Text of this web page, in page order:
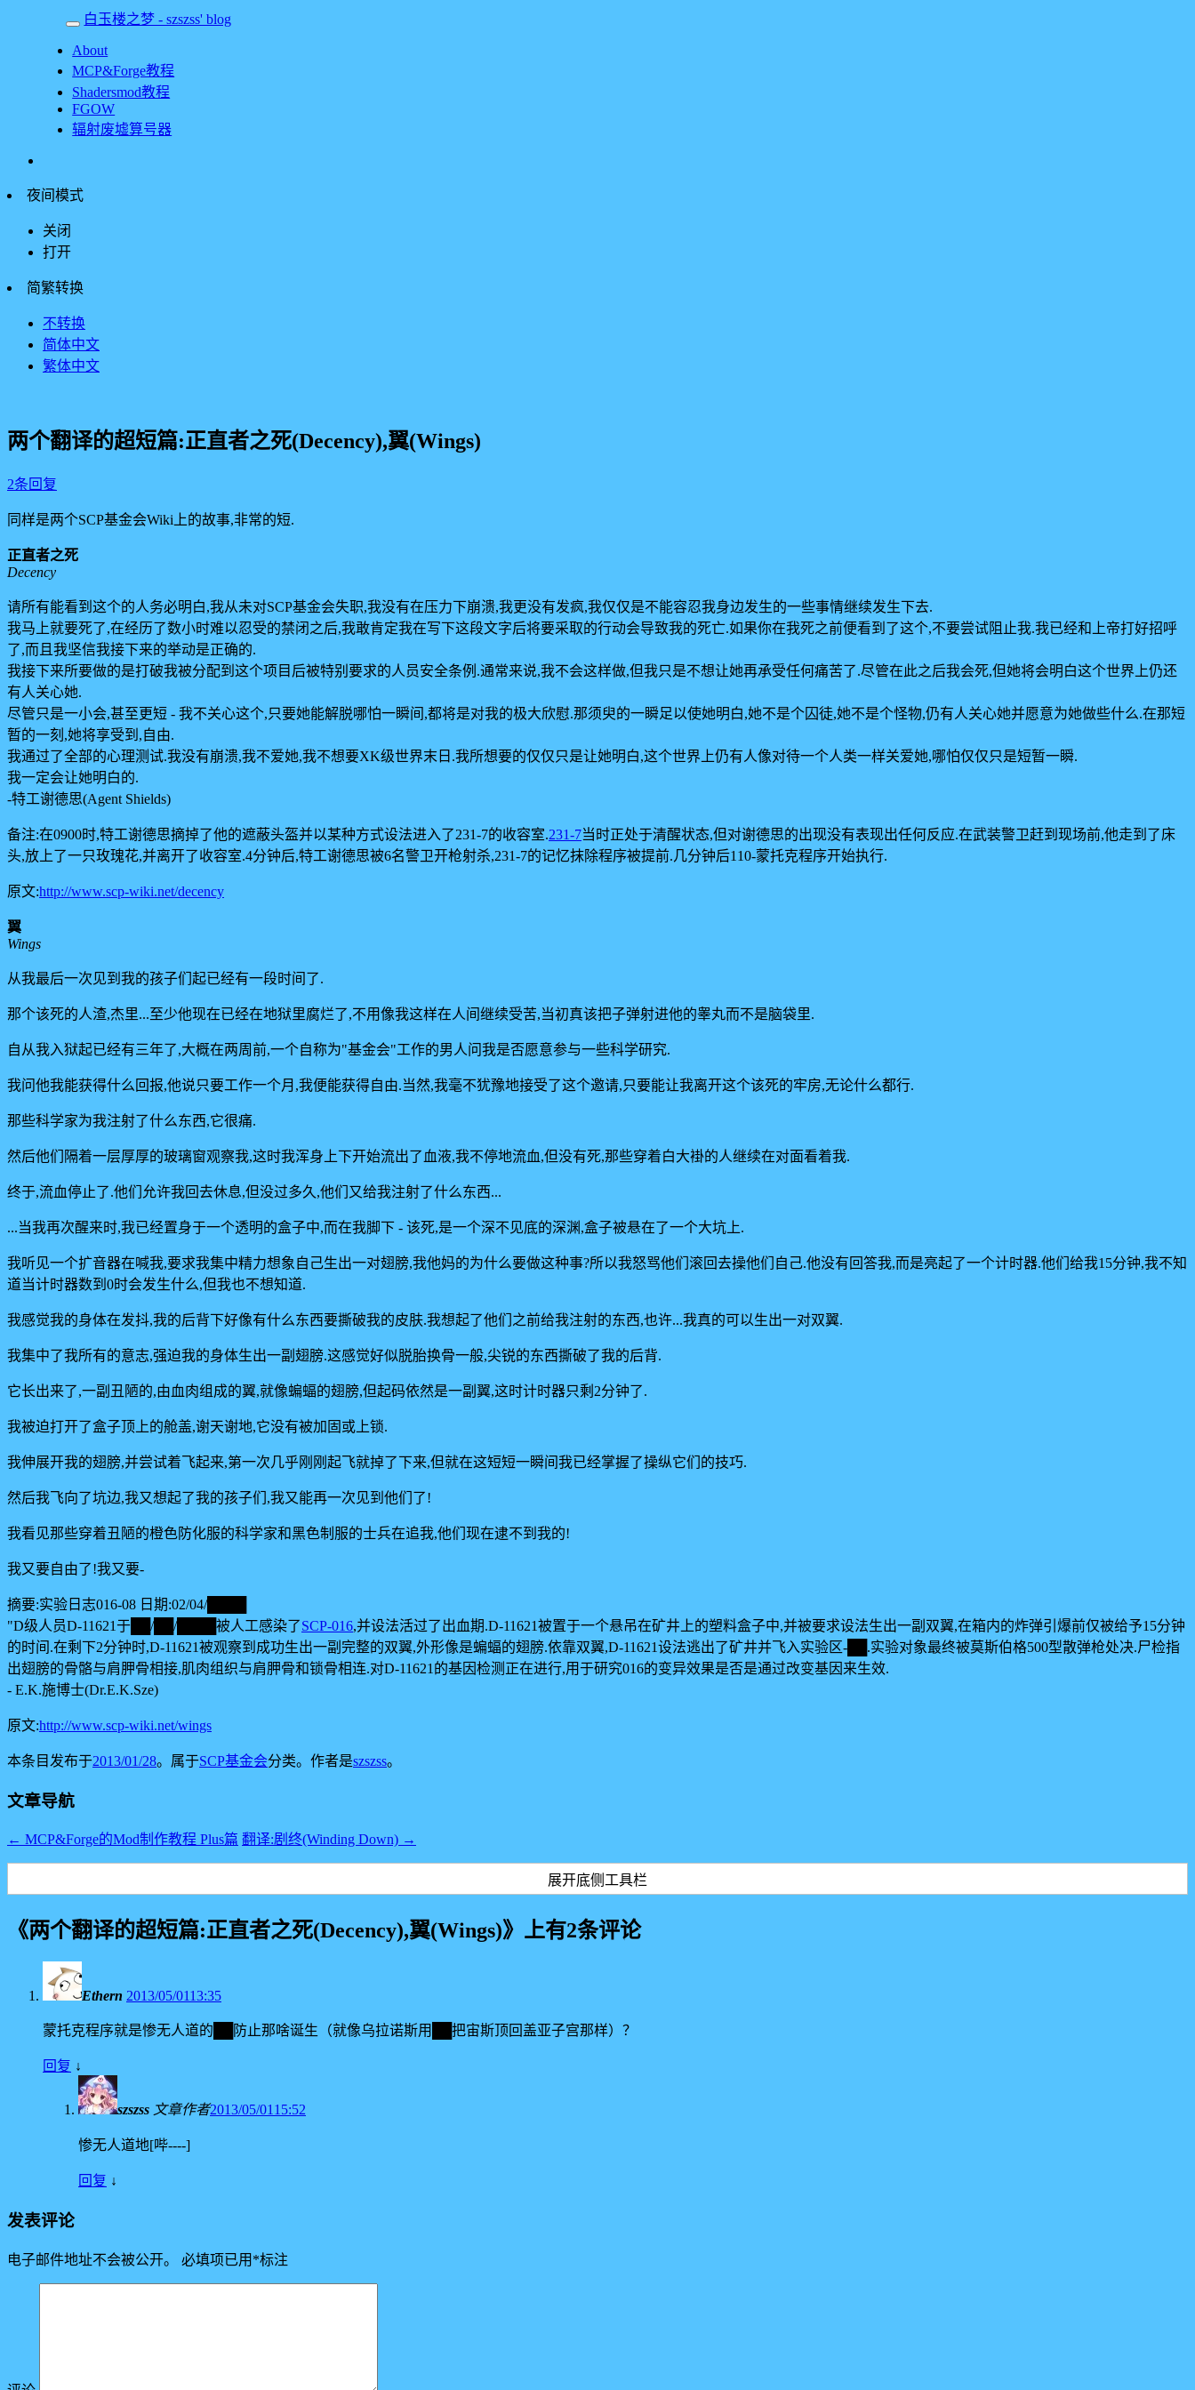
白玉楼之梦 - szszss' blog
About
MCP&Forge教程
Shadersmod教程
FGOW
辐射废墟算号器
夜间模式
关闭
打开
简繁转换
不转换
简体中文
繁体中文
两个翻译的超短篇:正直者之死(Decency),翼(Wings)
2条回复
同样是两个SCP基金会Wiki上的故事,非常的短.
正直者之死
Decency
请所有能看到这个的人务必明白,我从未对SCP基金会失职,我没有在压力下崩溃,我更没有发疯,我仅仅是不能容忍我身边发生的一些事情继续发生下去.
我马上就要死了,在经历了数小时难以忍受的禁闭之后,我敢肯定我在写下这段文字后将要采取的行动会导致我的死亡.如果你在我死之前便看到了这个,不要尝试阻止我.我已经和上帝打好招呼
了,而且我坚信我接下来的举动是正确的.
我接下来所要做的是打破我被分配到这个项目后被特别要求的人员安全条例.通常来说,我不会这样做,但我只是不想让她再承受任何痛苦了.尽管在此之后我会死,但她将会明白这个世界上仍还
有人关心她.
尽管只是一小会,甚至更短 - 我不关心这个,只要她能解脱哪怕一瞬间,都将是对我的极大欣慰.那须臾的一瞬足以使她明白,她不是个囚徒,她不是个怪物,仍有人关心她并愿意为她做些什么.在那短
暂的一刻,她将享受到,自由.
我通过了全部的心理测试.我没有崩溃,我不爱她,我不想要XK级世界末日.我所想要的仅仅只是让她明白,这个世界上仍有人像对待一个人类一样关爱她,哪怕仅仅只是短暂一瞬.
我一定会让她明白的.
-特工谢德思(Agent Shields)
备注:在0900时,特工谢德思摘掉了他的遮蔽头盔并以某种方式设法进入了231-7的收容室.231-7当时正处于清醒状态,但对谢德思的出现没有表现出任何反应.在武装警卫赶到现场前,他走到了床
头,放上了一只玫瑰花,并离开了收容室.4分钟后,特工谢德思被6名警卫开枪射杀,231-7的记忆抹除程序被提前.几分钟后110-蒙托克程序开始执行.
原文:http://www.scp-wiki.net/decency
翼
Wings
从我最后一次见到我的孩子们起已经有一段时间了.
那个该死的人渣,杰里...至少他现在已经在地狱里腐烂了,不用像我这样在人间继续受苦,当初真该把子弹射进他的睾丸而不是脑袋里.
自从我入狱起已经有三年了,大概在两周前,一个自称为"基金会"工作的男人问我是否愿意参与一些科学研究.
我问他我能获得什么回报,他说只要工作一个月,我便能获得自由.当然,我毫不犹豫地接受了这个邀请,只要能让我离开这个该死的牢房,无论什么都行.
那些科学家为我注射了什么东西,它很痛.
然后他们隔着一层厚厚的玻璃窗观察我,这时我浑身上下开始流出了血液,我不停地流血,但没有死,那些穿着白大褂的人继续在对面看着我.
终于,流血停止了.他们允许我回去休息,但没过多久,他们又给我注射了什么东西...
...当我再次醒来时,我已经置身于一个透明的盒子中,而在我脚下 - 该死,是一个深不见底的深渊,盒子被悬在了一个大坑上.
我听见一个扩音器在喊我,要求我集中精力想象自己生出一对翅膀,我他妈的为什么要做这种事?所以我怒骂他们滚回去操他们自己.他没有回答我,而是亮起了一个计时器.他们给我15分钟,我不知
道当计时器数到0时会发生什么,但我也不想知道.
我感觉我的身体在发抖,我的后背下好像有什么东西要撕破我的皮肤.我想起了他们之前给我注射的东西,也许...我真的可以生出一对双翼.
我集中了我所有的意志,强迫我的身体生出一副翅膀.这感觉好似脱胎换骨一般,尖锐的东西撕破了我的后背.
它长出来了,一副丑陋的,由血肉组成的翼,就像蝙蝠的翅膀,但起码依然是一副翼,这时计时器只剩2分钟了.
我被迫打开了盒子顶上的舱盖,谢天谢地,它没有被加固或上锁.
我伸展开我的翅膀,并尝试着飞起来,第一次几乎刚刚起飞就掉了下来,但就在这短短一瞬间我已经掌握了操纵它们的技巧.
然后我飞向了坑边,我又想起了我的孩子们,我又能再一次见到他们了!
我看见那些穿着丑陋的橙色防化服的科学家和黑色制服的士兵在追我,他们现在逮不到我的!
我又要自由了!我又要-
摘要:实验日志016-08 日期:02/04/████
"D级人员D-11621于██/██/████被人工感染了SCP-016,并设法活过了出血期.D-11621被置于一个悬吊在矿井上的塑料盒子中,并被要求设法生出一副双翼,在箱内的炸弹引爆前仅被给予15分钟
的时间.在剩下2分钟时,D-11621被观察到成功生出一副完整的双翼,外形像是蝙蝠的翅膀.依靠双翼,D-11621设法逃出了矿井并飞入实验区-██.实验对象最终被莫斯伯格500型散弹枪处决.尸检指
出翅膀的骨骼与肩胛骨相接,肌肉组织与肩胛骨和锁骨相连.对D-11621的基因检测正在进行,用于研究016的变异效果是否是通过改变基因来生效.
- E.K.施博士(Dr.E.K.Sze)
原文:http://www.scp-wiki.net/wings
本条目发布于2013/01/28。属于SCP基金会分类。 作者是szszss。
文章导航
← MCP&Forge的Mod制作教程 Plus篇 翻译:剧终(Winding Down) →
展开底侧工具栏
《两个翻译的超短篇:正直者之死(Decency),翼(Wings)》上有2条评论
Ethern 2013/05/0113:35
蒙托克程序就是惨无人道的██防止那啥诞生（就像乌拉诺斯用██把宙斯顶回盖亚子宫那样）？
回复 ↓
szszss 文章作者2013/05/0115:52
惨无人道地[哔----]
回复 ↓
发表评论
电子邮件地址不会被公开。 必填项已用 *标注